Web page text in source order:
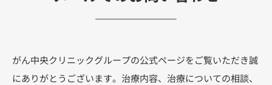
がん中央クリニックグループの公式ページをご覧いただき誠
にありがとうございます。治療内容、治療についての相談、